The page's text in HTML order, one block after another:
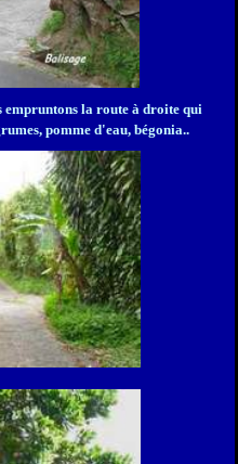
empruntons la route à droite qui
pomme d'eau, bégonia..